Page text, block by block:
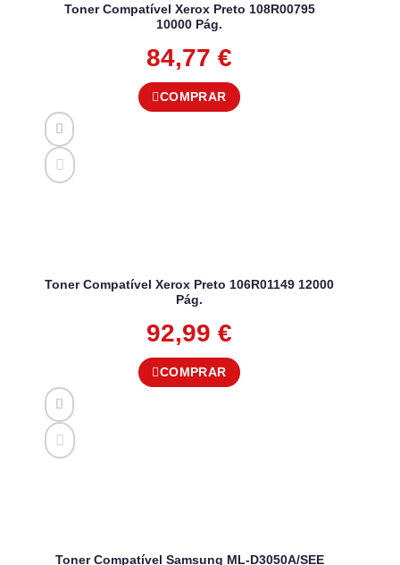
Toner Compatível Xerox Preto 108R00795
10000 Pág.
84,77 €
COMPRAR
Toner Compatível Xerox Preto 106R01149 12000
Pág.
92,99 €
COMPRAR
Toner Compatível Samsung ML-D3050A/SEE